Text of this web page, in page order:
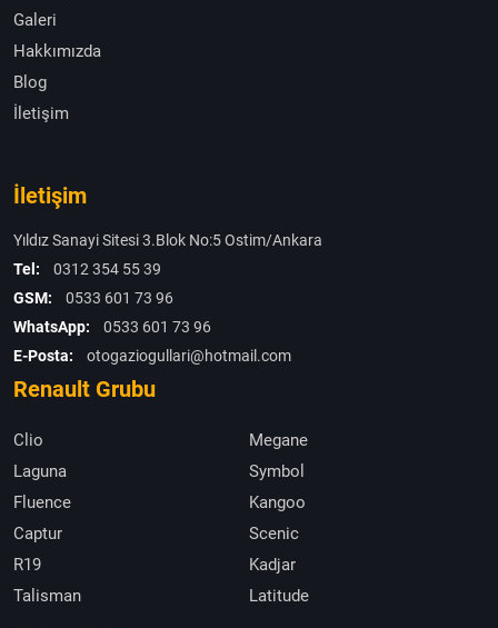
Galeri
Hakkımızda
Blog
İletişim
İletişim
Yıldız Sanayi Sitesi 3.Blok No:5 Ostim/Ankara
Tel:
0312 354 55 39
GSM:
0533 601 73 96
WhatsApp:
0533 601 73 96
E-Posta:
otogaziogullari@hotmail.com
Renault Grubu
Clio
Megane
Laguna
Symbol
Fluence
Kangoo
Captur
Scenic
R19
Kadjar
Talisman
Latitude